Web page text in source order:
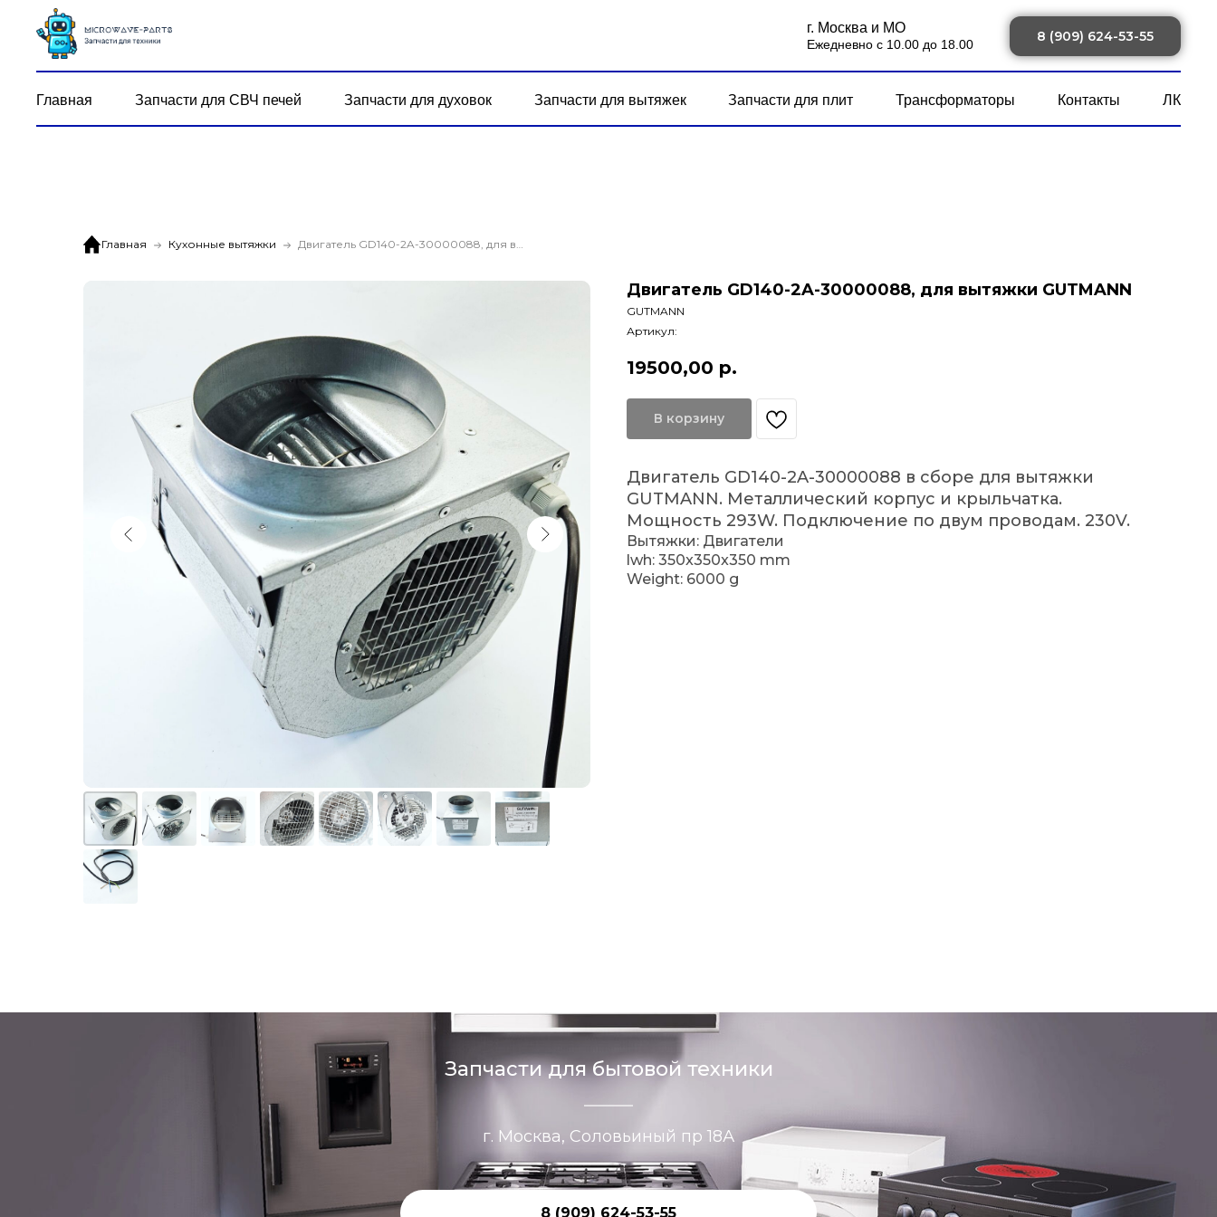
г. Москва и МО
Ежедневно с 10.00 до 18.00
8 (909) 624-53-55
Главная Запчасти для СВЧ печей Запчасти для духовок Запчасти для вытяжек Запчасти для плит Трансформаторы Контакты ЛК
Главная Кухонные вытяжки Двигатель GD140-2A-30000088, для вытяжки GUTMANN
Двигатель GD140-2A-30000088, для вытяжки GUTMANN
GUTMANN
Артикул:
19500,00 р.
В корзину
Двигатель GD140-2A-30000088 в сборе для вытяжки
GUTMANN. Металлический корпус и крыльчатка.
Мощность 293W. Подключение по двум проводам. 230V.
Вытяжки: Двигатели
lwh: 350x350x350 mm
Weight: 6000 g
Запчасти для бытовой техники
г. Москва, Соловьиный пр 18А
8 (909) 624-53-55